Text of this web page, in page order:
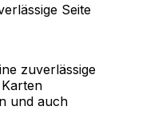
Seite
zuverlässige
und auch